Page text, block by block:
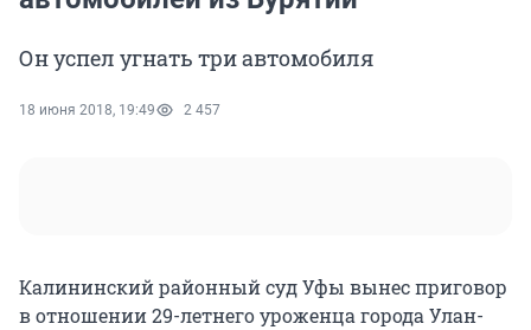
Он успел угнать три автомобиля
18 июня 2018, 19:49 2 457
Калининский районный суд Уфы вынес приговор
в отношении 29-летнего уроженца города Улан-